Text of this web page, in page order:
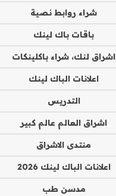
شراء روابط نصية
باقات باك لينك
اشراق لنك، شراء باكلينكات
اعلانات الباك لينك
التدريس
اشراق العالم عالم كبير
منتدى الاشراق
اعلانات الباك لينك 2026
مدسن طب